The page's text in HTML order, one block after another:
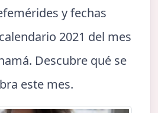
y fechas
2021 del mes
Descubre qué se
este mes.